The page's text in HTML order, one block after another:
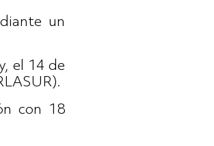
un
el 14 de
con 18